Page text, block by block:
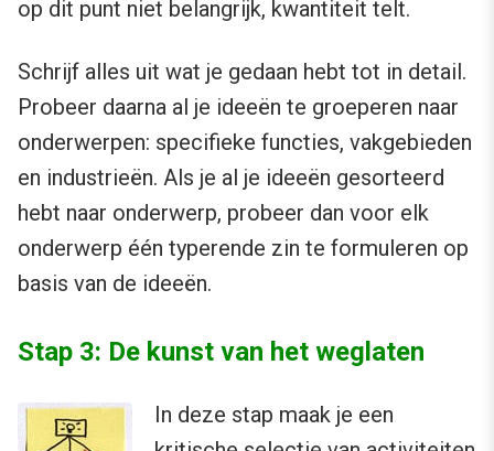
op dit punt niet belangrijk, kwantiteit telt.
Schrijf alles uit wat je gedaan hebt tot in detail.
Probeer daarna al je ideeën te groeperen naar
onderwerpen: specifieke functies, vakgebieden
en industrieën. Als je al je ideeën gesorteerd
hebt naar onderwerp, probeer dan voor elk
onderwerp één typerende zin te formuleren op
basis van de ideeën.
Stap 3: De kunst van het weglaten
In deze stap maak je een